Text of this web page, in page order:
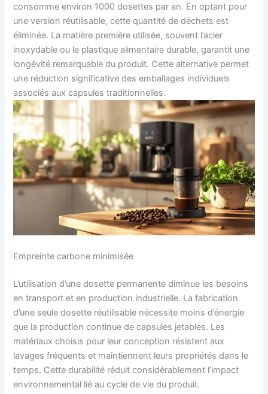
consomme environ 1000 dosettes par an. En optant pour
une version réutilisable, cette quantité de déchets est
éliminée. La matière première utilisée, souvent l’acier
inoxydable ou le plastique alimentaire durable, garantit une
longévité remarquable du produit. Cette alternative permet
une réduction significative des emballages individuels
associés aux capsules traditionnelles.
Empreinte carbone minimisée
L’utilisation d’une dosette permanente diminue les besoins
en transport et en production industrielle. La fabrication
d’une seule dosette réutilisable nécessite moins d’énergie
que la production continue de capsules jetables. Les
matériaux choisis pour leur conception résistent aux
lavages fréquents et maintiennent leurs propriétés dans le
temps. Cette durabilité réduit considérablement l’impact
environnemental lié au cycle de vie du produit.